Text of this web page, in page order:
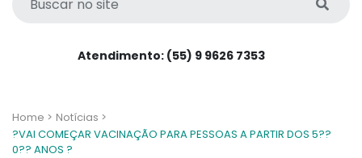
Atendimento: (55) 9 9626 7353
Home > Notícias >
?VAI COMEÇAR VACINAÇÃO PARA PESSOAS A PARTIR DOS 5??
0?? ANOS ?